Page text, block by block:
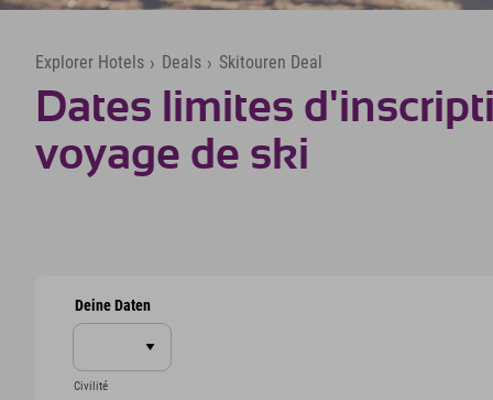
Explorer Hotels › Deals › Skitouren Deal
Dates limites
voyage de ski
Deine Daten
Civilité